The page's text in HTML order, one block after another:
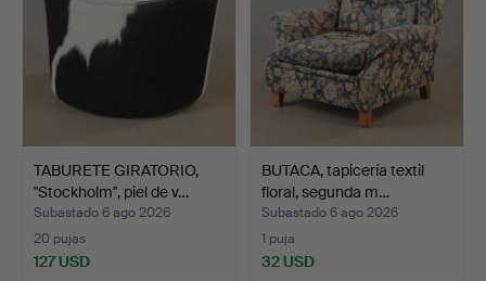
TABURETE GIRATORIO,
"Stockholm", piel de v…
Subastado 6 ago 2026
20 pujas
127 USD
BUTACA, tapicería textil
floral, segunda m…
Subastado 6 ago 2026
1 puja
32 USD